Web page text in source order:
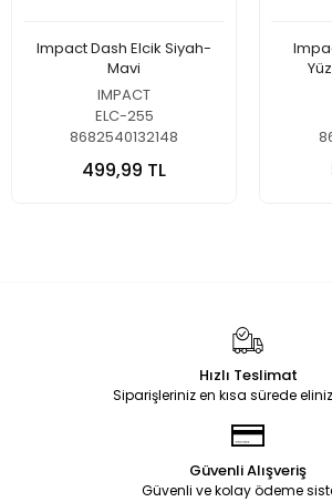
Impact Dash Elcik Siyah-
Mavi
IMPACT
ELC-255
8682540132148
499,99 TL
Hızlı Teslimat
Siparişleriniz en kısa sürede
Güvenli Alışveriş
Güvenli ve kolay ödeme